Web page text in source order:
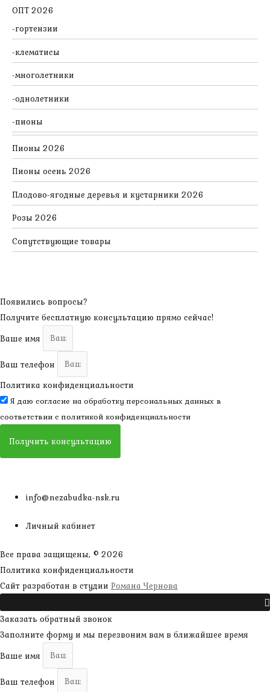
ОПТ 2026
гортензии
клематисы
многолетники
однолетники
пионы
Пионы 2026
Пионы осень 2026
Плодово-ягодные деревья и кустарники 2026
Розы 2026
Сопутствующие товары
Появились вопросы?
Получите бесплатную консультацию прямо сейчас!
Ваше имя
Ваш телефон
Политика конфиденциальности
Я даю согласие на обработку персональных данных в
соответствии с политикой конфиденциальности
Получить консультацию
info@nezabudka-nsk.ru
Личный кабинет
Все права защищены, © 2026
Политика конфиденциальности
Сайт разработан в студии Романа Чернова
Заказать обратный звонок
Заполните форму и мы перезвоним вам в ближайшее время
Ваше имя
Ваш телефон